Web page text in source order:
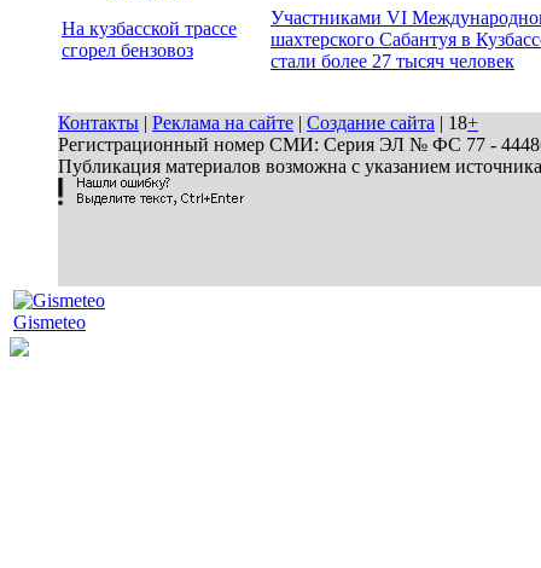
На кузбасской трассе
сгорел бензовоз
Участниками VI
шахтерского Сабантуя в
стали более 27 тысяч человек
Контакты | Реклама на сайте | Создание сайта | 18+
Регистрационный номер СМИ: Серия ЭЛ № ФС 77 - 44486
Публикация материалов возможна с указанием
Gismeteo